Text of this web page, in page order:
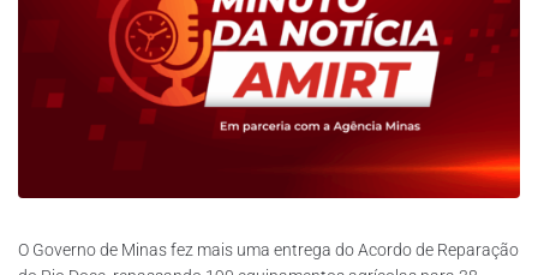
O Governo de Minas fez mais uma entrega do Acordo de Reparação